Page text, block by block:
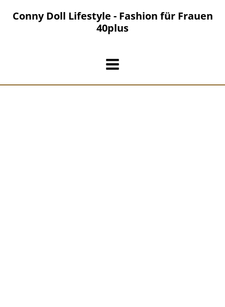
InhaltConny Doll Lifestyle - Fashion für Frauen
40plus